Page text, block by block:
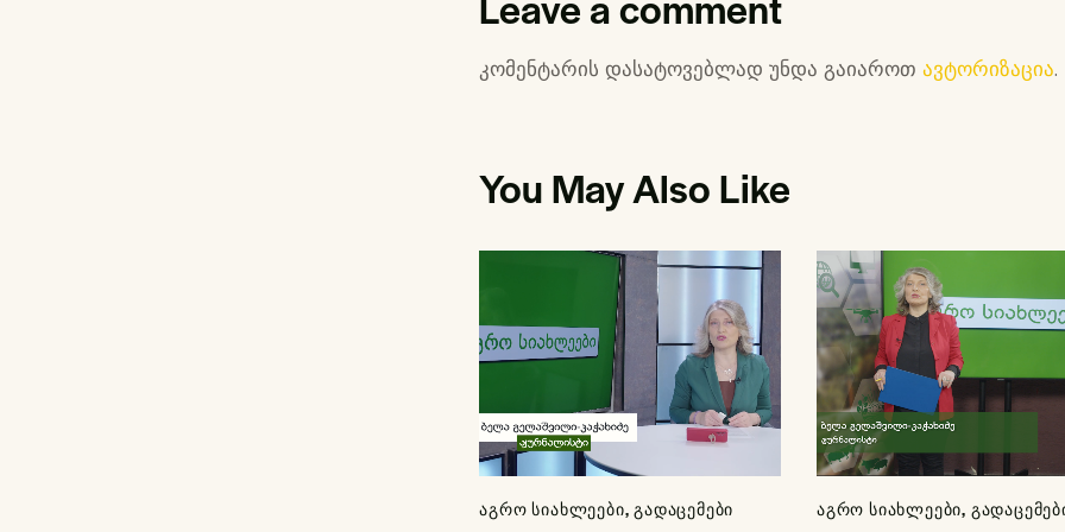
კომენტარის დასატოვებლად უნდა გაიაროთავტორიზაცია.
You May Also Like
ᲐᲒᲠᲝ ᲡᲘᲐᲮᲚᲔᲔᲑᲘ,ᲒᲐᲓᲐᲪᲔᲛᲔᲑᲘ ᲐᲒᲠᲝ ᲡᲘᲐᲮᲚᲔᲔᲑᲘ,